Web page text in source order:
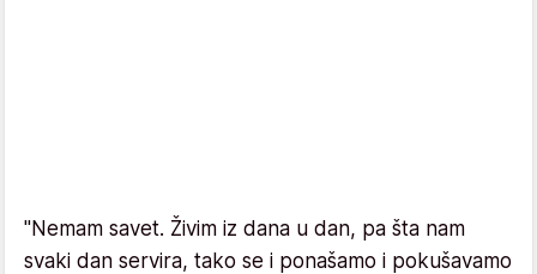
"Nemam savet. Živim iz dana u dan, pa šta nam
svaki dan servira, tako se i ponašamo i pokušavamo